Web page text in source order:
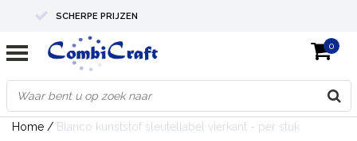
SCHERPE PRIJZEN
PROFESSIONELE KWALITEIT
EXPERTS IN MAATWERK
0
Home / Blanco kunststof sleutellabel vierkant - per stuk